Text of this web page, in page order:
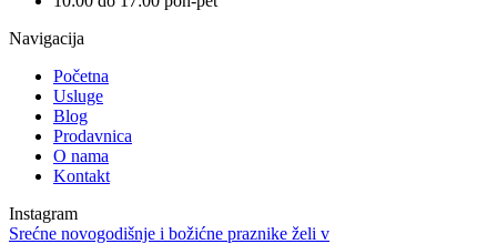
Navigacija
Početna
Usluge
Blog
Prodavnica
O nama
Kontakt
Instagram
Srećne novogodišnje i božićne praznike želi v